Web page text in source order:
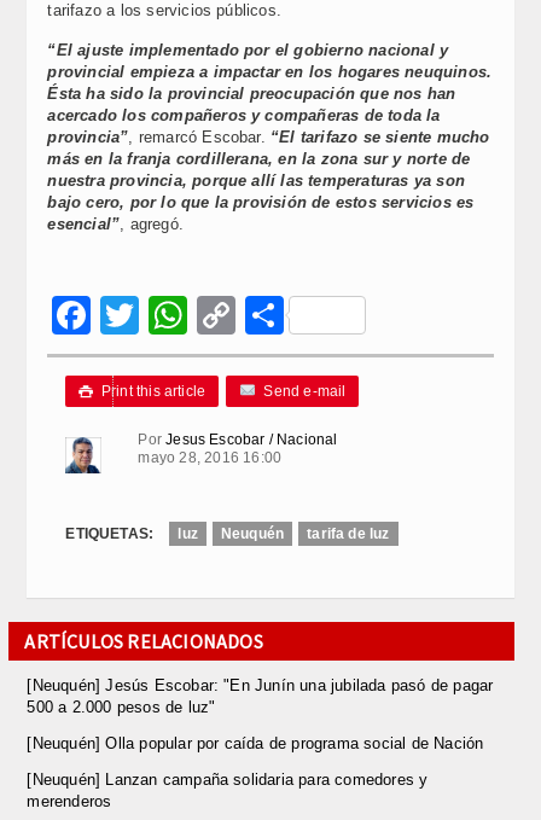
tarifazo a los servicios públicos.
“El ajuste implementado por el gobierno nacional y
provincial empieza a impactar en los hogares neuquinos.
Ésta ha sido la provincial preocupación que nos han
acercado los compañeros y compañeras de toda la
provincia”, remarcó Escobar. “El tarifazo se siente mucho
más en la franja cordillerana, en la zona sur y norte de
nuestra provincia, porque allí las temperaturas ya son
bajo cero, por lo que la provisión de estos servicios es
esencial”, agregó.
Facebook
Twitter
WhatsApp
Copy
Link
Compartir
 Print this article Send e-mail
PorJesus Escobar / Nacional
mayo 28, 2016 16:00
ETIQUETAS: luz Neuquén tarifa de luz
ARTÍCULOS RELACIONADOS
[Neuquén] Jesús Escobar: "En Junín una jubilada pasó de pagar
500 a 2.000 pesos de luz"
[Neuquén] Olla popular por caída de programa social de Nación
[Neuquén] Lanzan campaña solidaria para comedores y
merenderos